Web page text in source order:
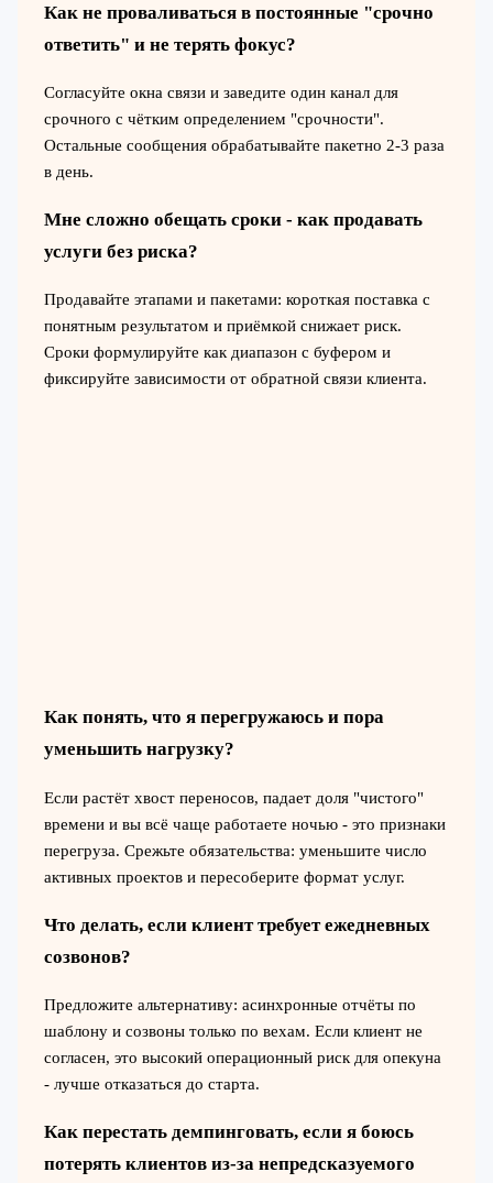
Как не проваливаться в постоянные "срочно
ответить" и не терять фокус?
Согласуйте окна связи и заведите один канал для
срочного с чётким определением "срочности".
Остальные сообщения обрабатывайте пакетно 2-3 раза
в день.
Мне сложно обещать сроки - как продавать
услуги без риска?
Продавайте этапами и пакетами: короткая поставка с
понятным результатом и приёмкой снижает риск.
Сроки формулируйте как диапазон с буфером и
фиксируйте зависимости от обратной связи клиента.
Как понять, что я перегружаюсь и пора
уменьшить нагрузку?
Если растёт хвост переносов, падает доля "чистого"
времени и вы всё чаще работаете ночью - это признаки
перегруза. Срежьте обязательства: уменьшите число
активных проектов и пересоберите формат услуг.
Что делать, если клиент требует ежедневных
созвонов?
Предложите альтернативу: асинхронные отчёты по
шаблону и созвоны только по вехам. Если клиент не
согласен, это высокий операционный риск для опекуна
- лучше отказаться до старта.
Как перестать демпинговать, если я боюсь
потерять клиентов из-за непредсказуемого